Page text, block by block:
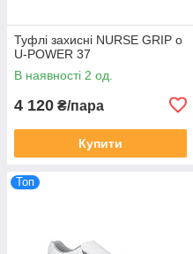
Туфлі захисні NURSE GRIP o
U-POWER 37
В наявності 2 од.
4 120 ₴/пара
Купити
Топ